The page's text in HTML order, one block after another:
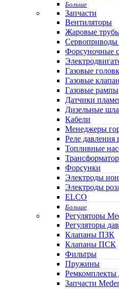
Больше
Запчасти
Вентиляторы
Жаровые
Сервоприводы
Форсуночные
Газовые
Газовые
Газовые рампы
Датчики
Дизельные
Кабели
Менеджеры
Реле давления
Топливные
Форсунки
Электроды
Электроды
ELCO
Больше
Регуляторы
Регуляторы
Клапаны ПЗК
Клапаны ПСК
Фильтры
Пружины
Ремкомплекты
Запчасти